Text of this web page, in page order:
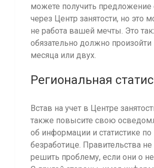
можете получить предложение
через Центр занятости, но это
не работа вашей мечты. Это
обязательно должно произойти
месяца или двух.
Региональная
Встав на учет в Центре
также повысите свою
об информации и статистике по
безработице. Правительства не
решить проблему, если они о